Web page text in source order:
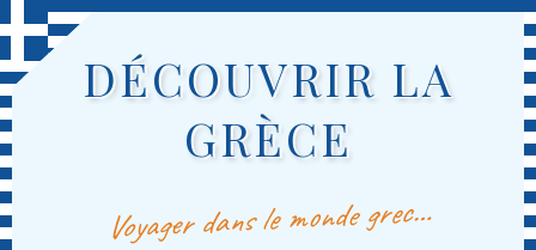
DÉCOUVRIR LA
GRÈCE
Voyager dans le monde grec…